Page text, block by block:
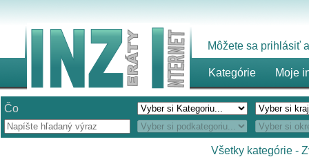
Môžete sa prihlásiť
Kategórie Moje
Čo
Všetky kategórie -